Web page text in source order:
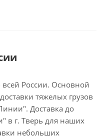
России. Основной
тяжелых грузов
Доставка до
в г. Тверь для наших
небольших